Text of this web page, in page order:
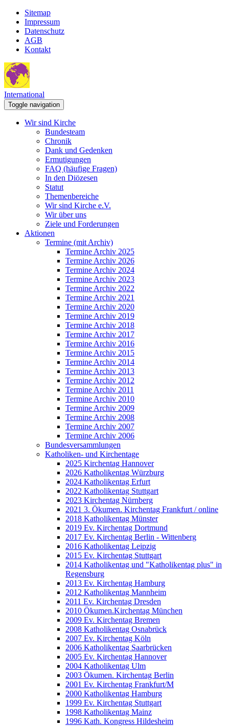
Sitemap
Impressum
Datenschutz
AGB
Kontakt
International
Toggle navigation
Wir sind Kirche
Bundesteam
Chronik
Dank und Gedenken
Ermutigungen
FAQ (häufige Fragen)
In den Diözesen
Statut
Themenbereiche
Wir sind Kirche e.V.
Wir über uns
Ziele und Forderungen
Aktionen
Termine (mit Archiv)
Termine Archiv 2025
Termine Archiv 2026
Termine Archiv 2024
Termine Archiv 2023
Termine Archiv 2022
Termine Archiv 2021
Termine Archiv 2020
Termine Archiv 2019
Termine Archiv 2018
Termine Archiv 2017
Termine Archiv 2016
Termine Archiv 2015
Termine Archiv 2014
Termine Archiv 2013
Termine Archiv 2012
Termine Archiv 2011
Termine Archiv 2010
Termine Archiv 2009
Termine Archiv 2008
Termine Archiv 2007
Termine Archiv 2006
Bundesversammlungen
Katholiken- und Kirchentage
2025 Kirchentag Hannover
2026 Katholikentag Würzburg
2024 Katholikentag Erfurt
2022 Katholikentag Stuttgart
2023 Kirchentag Nürnberg
2021 3. Ökumen. Kirchentag Frankfurt / online
2018 Katholikentag Münster
2019 Ev. Kirchentag Dortmund
2017 Ev. Kirchentag Berlin - Wittenberg
2016 Katholikentag Leipzig
2015 Ev. Kirchentag Stuttgart
2014 Katholikentag und "Katholikentag plus" in
Regensburg
2013 Ev. Kirchentag Hamburg
2012 Katholikentag Mannheim
2011 Ev. Kirchentag Dresden
2010 Ökumen.Kirchentag München
2009 Ev. Kirchentag Bremen
2008 Katholikentag Osnabrück
2007 Ev. Kirchentag Köln
2006 Katholikentag Saarbrücken
2005 Ev. Kirchentag Hannover
2004 Katholikentag Ulm
2003 Ökumen. Kirchentag Berlin
2001 Ev. Kirchentag Frankfurt/M
2000 Katholikentag Hamburg
1999 Ev. Kirchentag Stuttgart
1998 Katholikentag Mainz
1996 Kath. Kongress Hildesheim